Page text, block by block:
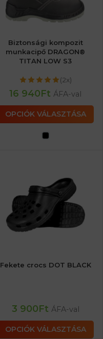
Biztonsági kompozit
munkacipő DRAGON®
TITAN LOW S3
(2x)
16 940Ft ÁFA-val
OPCIÓK VÁLASZTÁSA
Fekete crocs DOT BLACK
3 900Ft ÁFA-val
OPCIÓK VÁLASZTÁSA